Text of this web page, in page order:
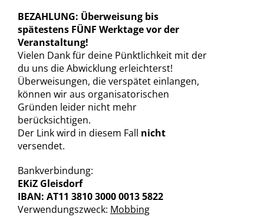
BEZAHLUNG: Überweisung bis
spätestens FÜNF Werktage vor der
Veranstaltung!
Vielen Dank für deine Pünktlichkeit mit der
du uns die Abwicklung erleichterst!
Überweisungen, die verspätet einlangen,
können wir aus organisatorischen
Gründen leider nicht mehr
berücksichtigen.
Der Link wird in diesem Fall nicht
versendet.
Bankverbindung:
EKiZ Gleisdorf
IBAN: AT11 3810 3000 0013 5822
Verwendungszweck: Mobbing